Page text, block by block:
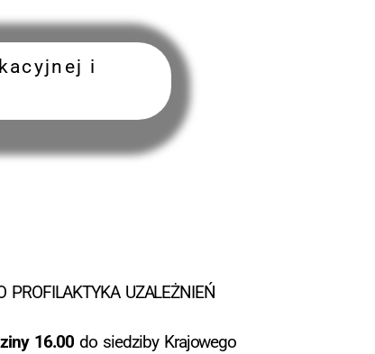
i
PROFILAKTYKA UZALEŻNIEŃ
16.00 do siedziby Krajowego